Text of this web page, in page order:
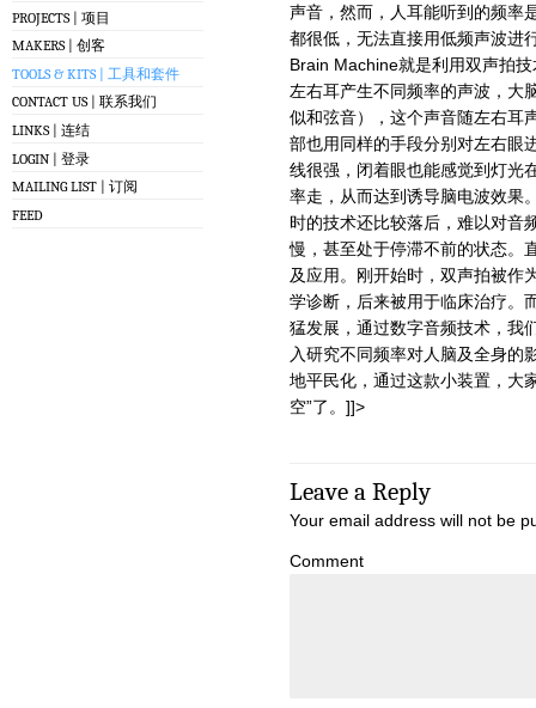
PROJECTS | 项目
MAKERS | 创客
TOOLS & KITS | 工具和套件
CONTACT US | 联系我们
LINKS | 连结
LOGIN | 登录
MAILING LIST | 订阅
FEED
声音，然而，人耳能听到的频率
都很低，无法直接用低频声波进
Brain Machine就是利用双声拍
左右耳产生不同频率的声波，大
似和弦音），这个声音随左右耳
部也用同样的手段分别对左右眼
线很强，闭着眼也能感觉到灯光
率走，从而达到诱导脑电波效果
时的技术还比较落后，难以对音
慢，甚至处于停滞不前的状态。
及应用。刚开始时，双声拍被作
学诊断，后来被用于临床治疗。
猛发展，通过数字音频技术，我
入研究不同频率对人脑及全身的
地平民化，通过这款小装置，大
空”了。]]>
Leave a Reply
Your email address will not be
Comment